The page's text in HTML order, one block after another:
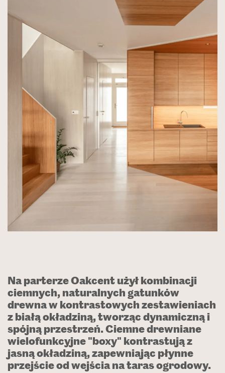
Na parterze Oakcent użył kombinacji
ciemnych, naturalnych gatunków
drewna w kontrastowych zestawieniach
z białą okładziną, tworząc dynamiczną i
spójną przestrzeń. Ciemne drewniane
wielofunkcyjne "boxy" kontrastują z
jasną okładziną, zapewniając płynne
przejście od wejścia na taras ogrodowy.